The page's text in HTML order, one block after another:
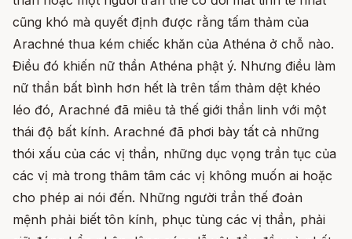
cũng khó mà quyết định được rằng tấm thảm của
Arachné thua kém chiếc khăn của Athéna ở chỗ nào.
Điều đó khiến nữ thần Athéna phật ý. Nhưng điều làm
nữ thần bất bình hơn hết là trên tấm thảm dệt khéo
léo đó, Arachné đã miêu tả thế giới thần linh với một
thái độ bất kính. Arachné đã phơi bày tất cả những
thói xấu của các vị thần, những dục vọng trần tục của
các vị mà trong thâm tâm các vị không muốn ai hoặc
cho phép ai nói đến. Những người trần thế đoản
mệnh phải biết tôn kính, phục tùng các vị thần, phải